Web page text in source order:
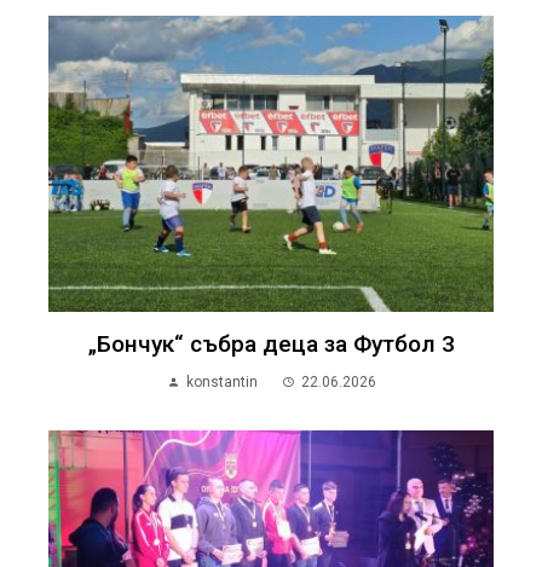
„Бончук“ събра деца за Футбол 3
konstantin 22.06.2026